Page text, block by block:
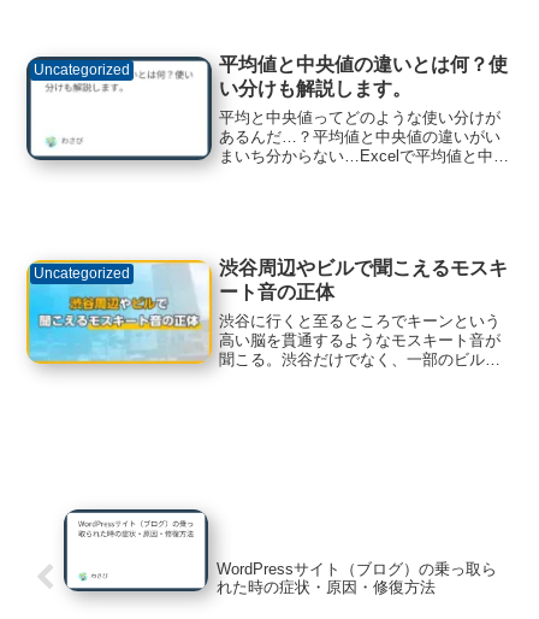
Uncategorized
平均値と中央値の違いとは何？使
い分けも解説します。
平均と中央値ってどのような使い分けが
あるんだ…？平均値と中央値の違いがい
まいち分からない…Excelで平均値と中央
Uncategorized
渋谷周辺やビルで聞こえるモスキ
ート音の正体
渋谷に行くと至るところでキーンという
高い脳を貫通するようなモスキート音が
聞こる。渋谷だけでなく、一部のビルの
WordPressサイト（ブログ）の乗っ取ら
れた時の症状・原因・修復方法